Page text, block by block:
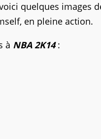
quelques images
en pleine action.
à NBA 2K14: